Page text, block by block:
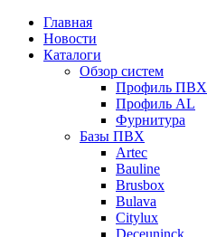
Главная
Новости
Каталоги
Обзор систем
Профиль ПВХ
Профиль AL
Фурнитура
Базы ПВХ
Artec
Bauline
Brusbox
Bulava
Citylux
Deceuninck